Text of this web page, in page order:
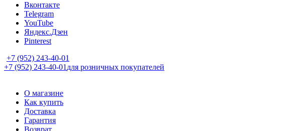
Вконтакте
Telegram
YouTube
Яндекс.Дзен
Pinterest
+7 (952) 243-40-01
+7 (952) 243-40-01 для розничных покупателей
О магазине
Как купить
Доставка
Гарантия
Возврат